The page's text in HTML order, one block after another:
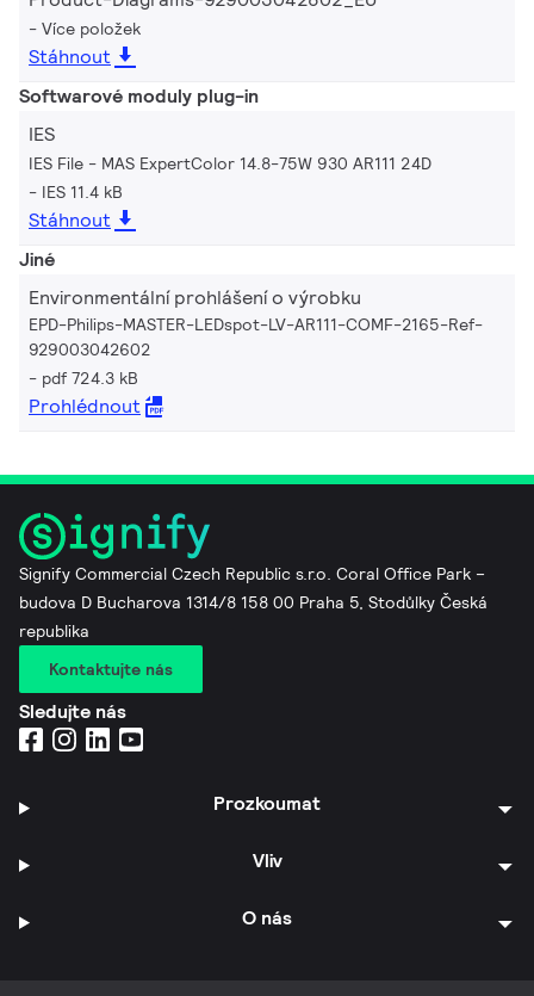
Více položek
Stáhnout
Softwarové moduly plug-in
IES
IES File - MAS ExpertColor 14.8-75W 930 AR111 24D
IES 11.4 kB
Stáhnout
Jiné
Environmentální prohlášení o výrobku
EPD-Philips-MASTER-LEDspot-LV-AR111-COMF-2165-Ref-
929003042602
pdf 724.3 kB
Prohlédnout
Signify Commercial Czech Republic s.r.o. Coral Office Park –
budova D Bucharova 1314/8 158 00 Praha 5, Stodůlky Česká
republika
Kontaktujte nás
Sledujte nás
Prozkoumat
Vliv
O nás